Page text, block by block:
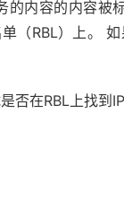
的内容的内容被
（RBL）上。
否在RBL上找到IP